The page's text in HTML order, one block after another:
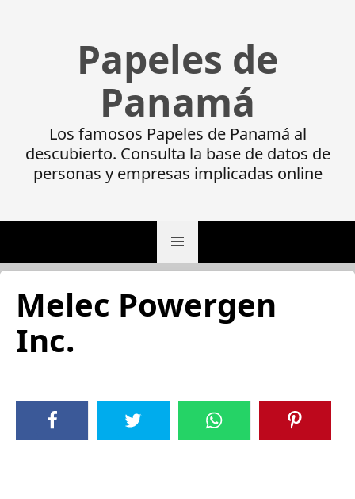
Papeles de
Panamá
Los famosos Papeles de Panamá al
descubierto. Consulta la base de datos de
personas y empresas implicadas online
Melec Powergen
Inc.